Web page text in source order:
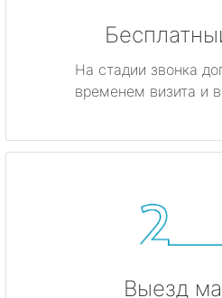
На стадии звонка
временем визита и
Выезд